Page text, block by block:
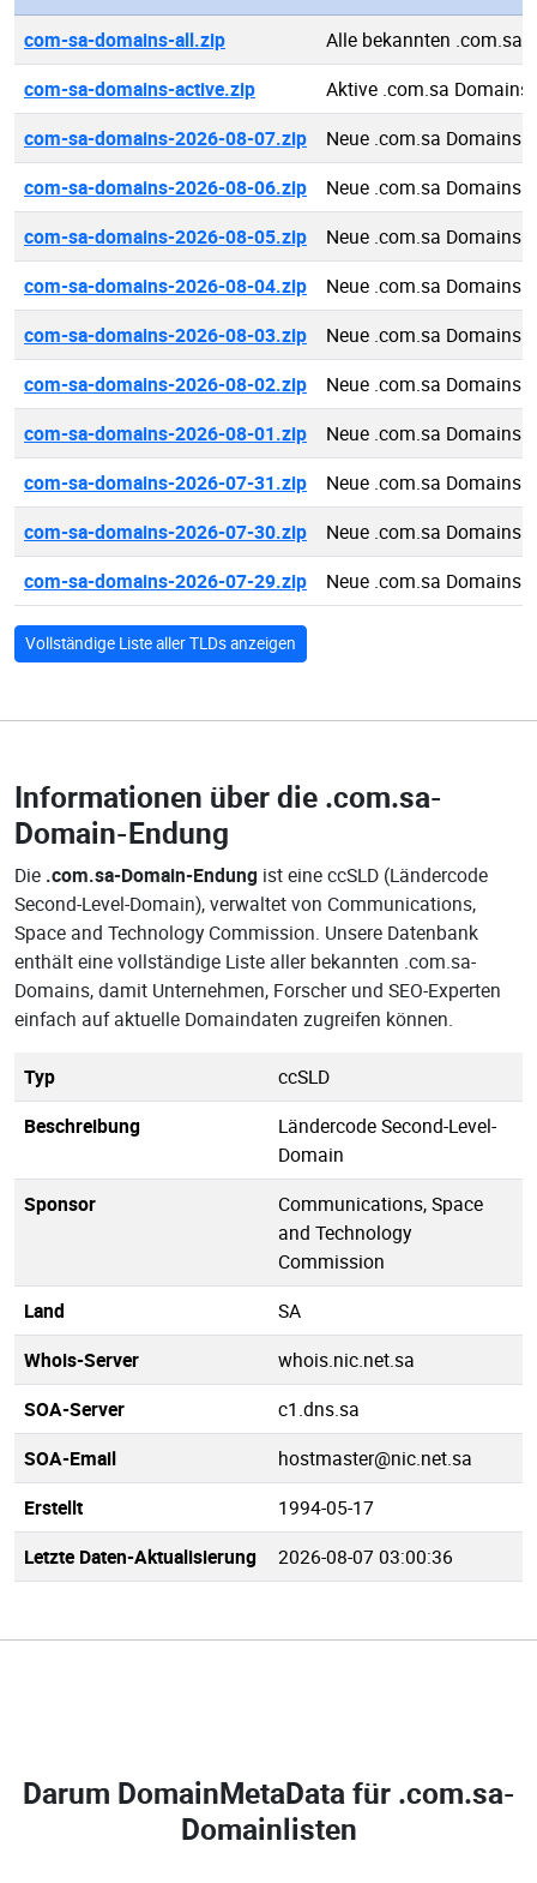
com-sa-domains-all.zip
Alle bekannten .com.sa
com-sa-domains-active.zip
Aktive .com.sa Domains
com-sa-domains-2026-08-07.zip
Neue .com.sa Domains
com-sa-domains-2026-08-06.zip
Neue .com.sa Domains
com-sa-domains-2026-08-05.zip
Neue .com.sa Domains
com-sa-domains-2026-08-04.zip
Neue .com.sa Domains
com-sa-domains-2026-08-03.zip
Neue .com.sa Domains
com-sa-domains-2026-08-02.zip
Neue .com.sa Domains
com-sa-domains-2026-08-01.zip
Neue .com.sa Domains
com-sa-domains-2026-07-31.zip
Neue .com.sa Domains
com-sa-domains-2026-07-30.zip
Neue .com.sa Domains
com-sa-domains-2026-07-29.zip
Neue .com.sa Domains
Vollständige Liste aller TLDs anzeigen
Informationen über die .com.sa-
Domain-Endung
Die .com.sa-Domain-Endung ist eine ccSLD (Ländercode
Second-Level-Domain), verwaltet von Communications,
Space and Technology Commission. Unsere Datenbank
enthält eine vollständige Liste aller bekannten .com.sa-
Domains, damit Unternehmen, Forscher und SEO-Experten
einfach auf aktuelle Domaindaten zugreifen können.
Typ
ccSLD
Beschreibung
Ländercode Second-Level-
Domain
Sponsor
Communications, Space
and Technology
Commission
Land
SA
Whois-Server
whois.nic.net.sa
SOA-Server
c1.dns.sa
SOA-Email
hostmaster@nic.net.sa
Erstellt
1994-05-17
Letzte Daten-Aktualisierung
2026-08-07 03:00:36
Darum DomainMetaData für .com.sa-
Domainlisten